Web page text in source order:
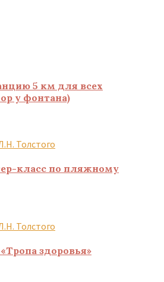
5 км для всех
у фонтана)
Толстого
класс по пляжному
Толстого
здоровья»